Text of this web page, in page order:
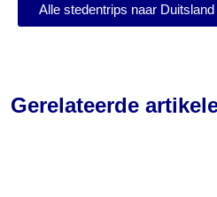
Alle stedentrips naar Duitsland
Gerelateerde